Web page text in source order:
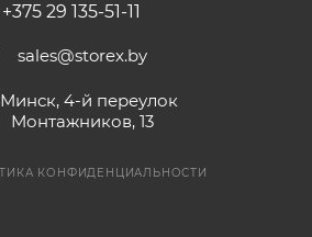
+375 29 135-51-11
sales@storex.by
Минск, 4-й переулок
Монтажников, 13
КОНФИДЕНЦИАЛЬНОСТИ